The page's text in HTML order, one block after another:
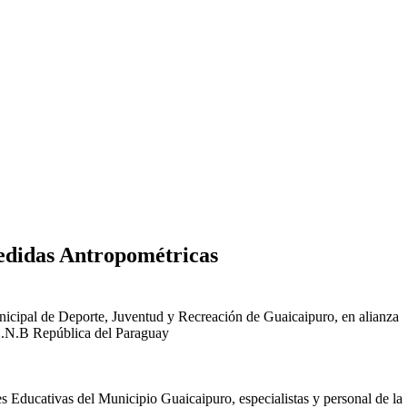
Antropométricas
de Deporte, Juventud y Recreación de Guaicaipuro, en alianza
República del Paraguay
del Municipio Guaicaipuro, especialistas y personal de la